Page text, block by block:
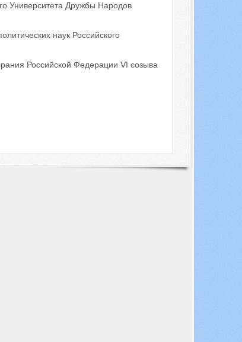
Университета Дружбы Народов
наук Российского
Российской Федерации VI созыва